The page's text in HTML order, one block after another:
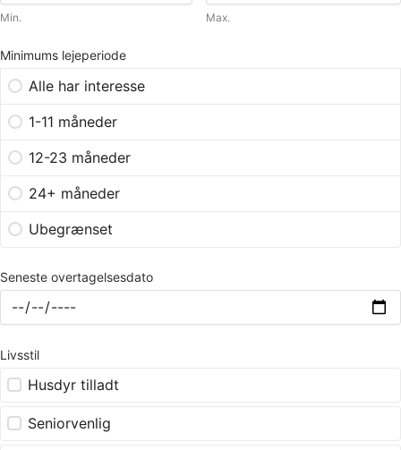
Min. Max.
Minimums lejeperiode
Alle har interesse
1-11 måneder
12-23 måneder
24+ måneder
Ubegrænset
Seneste overtagelsesdato
Livsstil
Husdyr tilladt
Seniorvenlig